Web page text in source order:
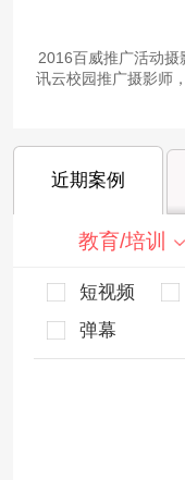
2016百威推广活动
讯云校园推广摄影师
近期案例
教育/培训
短视频
弹幕